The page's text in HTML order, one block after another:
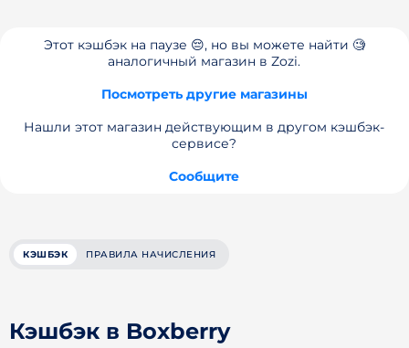
Этот кэшбэк на паузе 😔, но вы можете найти 🧐
аналогичный магазин в Zozi.
Посмотреть другие магазины
Нашли этот магазин действующим в другом кэшбэк-
сервисе?
Сообщите
КЭШБЭК ПРАВИЛА НАЧИСЛЕНИЯ
Кэшбэк в Boxberry